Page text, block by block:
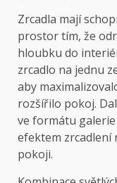
Zrcadla mají
prostor tím, že
hloubku do
zrcadlo na jednu
aby
rozšířilo pokoj.
ve formátu
efektem zrcadlení
pokoji.